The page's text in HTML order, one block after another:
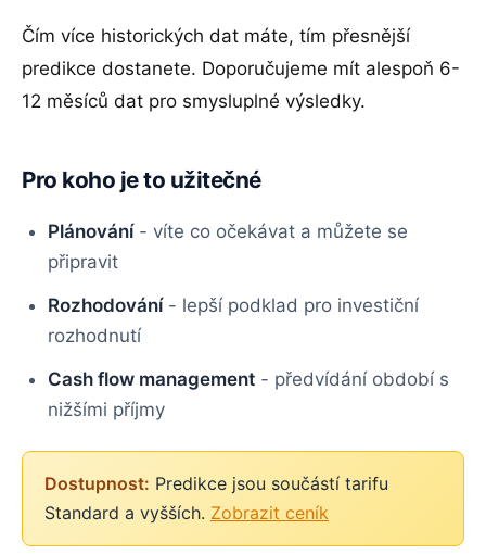
Čím více historických dat máte, tím přesnější
predikce dostanete. Doporučujeme mít alespoň 6-
12 měsíců dat pro smysluplné výsledky.
Pro koho je to užitečné
Plánování- víte co očekávat a můžete se
připravit
Rozhodování- lepší podklad pro investiční
rozhodnutí
Cash flow management - předvídání období s
nižšími příjmy
Dostupnost: Predikce jsou součástí tarifu
Standard a vyšších. Zobrazit ceník